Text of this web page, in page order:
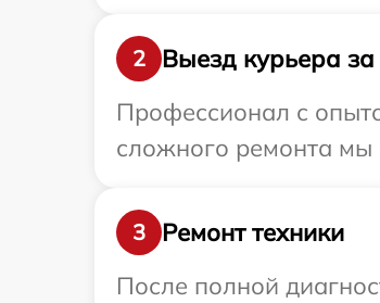
2
Выезд курьера
Профессионал с
сложного ремонта мы
3
Ремонт техники
После полной